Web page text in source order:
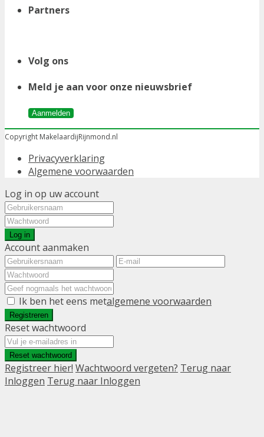
Partners
Volg ons
Meld je aan voor onze nieuwsbrief
Aanmelden
Copyright MakelaardijRijnmond.nl
Privacyverklaring
Algemene voorwaarden
Log in op uw account
Log in
Account aanmaken
Ik ben het eens metalgemene voorwaarden
Registreren
Reset wachtwoord
Reset wachtwoord
Registreer hier! Wachtwoord vergeten? Terug naar
Inloggen Terug naar Inloggen